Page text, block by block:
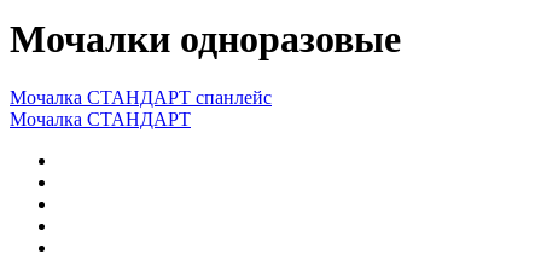
Мочалки одноразовые
Мочалка СТАНДАРТ спанлейс
Мочалка СТАНДАРТ